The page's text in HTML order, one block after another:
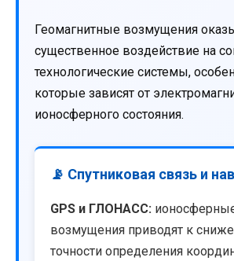
Геомагнитные возмущения
существенное воздействие на
технологические системы,
которые зависят от
ионосферного состояния.
📡 Спутниковая связь и
GPS и ГЛОНАСС:
возмущения приводят к
точности определения